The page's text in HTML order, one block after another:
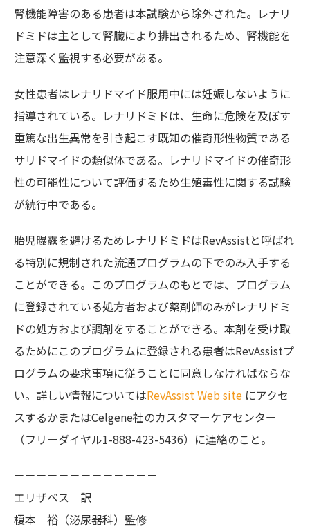
腎機能障害のある患者は本試験から除外された。レナリ
ドミドは主として腎臓により排出されるため、腎機能を
注意深く監視する必要がある。
女性患者はレナリドマイド服用中には妊娠しないように
指導されている。レナリドミドは、生命に危険を及ぼす
重篤な出生異常を引き起こす既知の催奇形性物質である
サリドマイドの類似体である。レナリドマイドの催奇形
性の可能性について評価するため生殖毒性に関する試験
が続行中である。
胎児曝露を避けるためレナリドミドはRevAssistと呼ばれ
る特別に規制された流通プログラムの下でのみ入手する
ことができる。このプログラムのもとでは、プログラム
に登録されている処方者および薬剤師のみがレナリドミ
ドの処方および調剤をすることができる。本剤を受け取
るためにこのプログラムに登録される患者はRevAssistプ
ログラムの要求事項に従うことに同意しなければならな
い。詳しい情報についてはRevAssist Web site にアクセ
スするかまたはCelgene社のカスタマーケアセンター
（フリーダイヤル1-888-423-5436）に連絡のこと。
－－－－－－－－－－－－－
エリザベス 訳
榎本 裕（泌尿器科）監修